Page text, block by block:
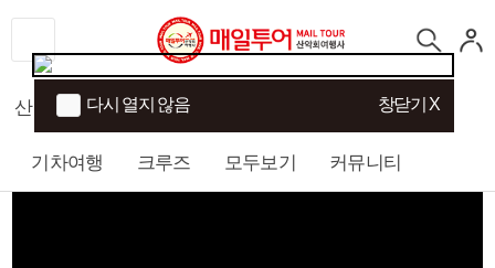
산행 섬/트래킹
기차여행 크루즈 모두보기 커뮤니티
다시 열지 않음 창닫기 X